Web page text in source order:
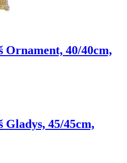
Ornament, 40/40cm,
Gladys, 45/45cm,